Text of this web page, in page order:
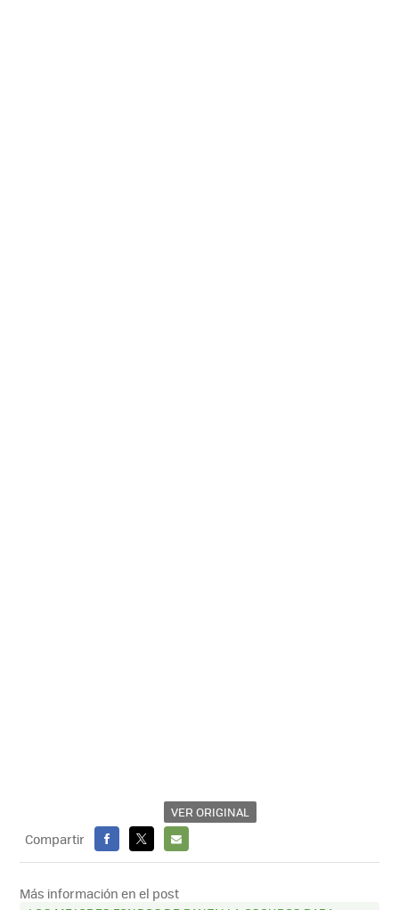
VER ORIGINAL
Compartir
FACEBOOK
X
E-
MAIL
Más información en el post